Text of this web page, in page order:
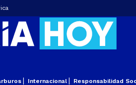
Internacional Responsabilidad